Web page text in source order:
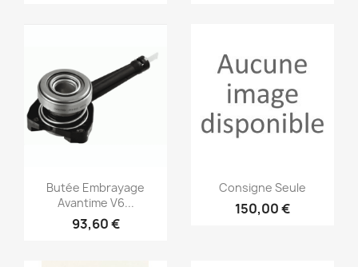
Aperçu rapide
Butée Embrayage
Avantime V6...
93,60 €
Aperçu rapide
Consigne Seule
150,00 €